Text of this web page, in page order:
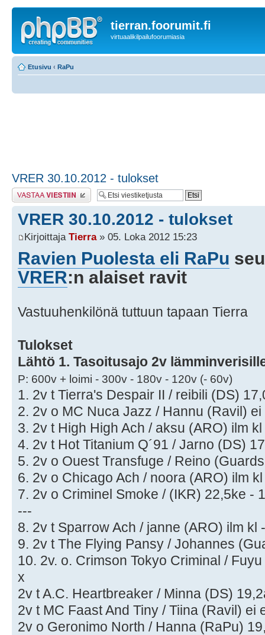
tierran.foorumit.fi
virtuaalikilpailufoorumiasia
Etusivu ‹ RaPu
VRER 30.10.2012 - tulokset
Lähetä vastaus
VRER 30.10.2012 - tulokset
Kirjoittaja Tierra» 05. Loka 2012 15:23
Ravien Puolesta eli RaPu
VRER:n alaiset ravit
Vastuuhenkilönä tuttuun tapaan Tierra
Tulokset
Lähtö 1. Tasoitusajo 2v
P: 600v + loimi - 300v - 180v - 120v (- 60v)
1. 2v t Tierra's Despair II / reibili (DS)
2. 2v o MC Nuca Jazz / Hannu (Ravil)
3. 2v t High High Ach / aksu (ARO) ilm
4. 2v t Hot Titanium Q´91 / Jarno (DS)
5. 2v o Ouest Transfuge / Reino
6. 2v o Chicago Ach / noora (ARO) ilm
7. 2v o Criminel Smoke / (IKR) 22,5ke -
---
8. 2v t Sparrow Ach / janne (ARO) ilm kl
9. 2v t The Flying Pansy / Johannes
10. 2v. o. Crimson Tokyo Criminal /
x
2v t A.C. Heartbreaker / Minna (DS)
2v t MC Faast And Tiny / Tiina (Ravil) ei
2v o Geronimo North / Hanna (RaPu)